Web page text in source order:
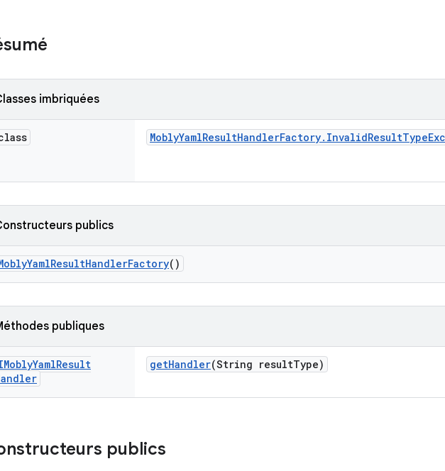
imbriquées
MoblyYamlResultHandlerFactory. InvalidResultType
publics
YamlResultHandlerFactory()
publiques
YamlResult
getHandler(String resultType)
publics